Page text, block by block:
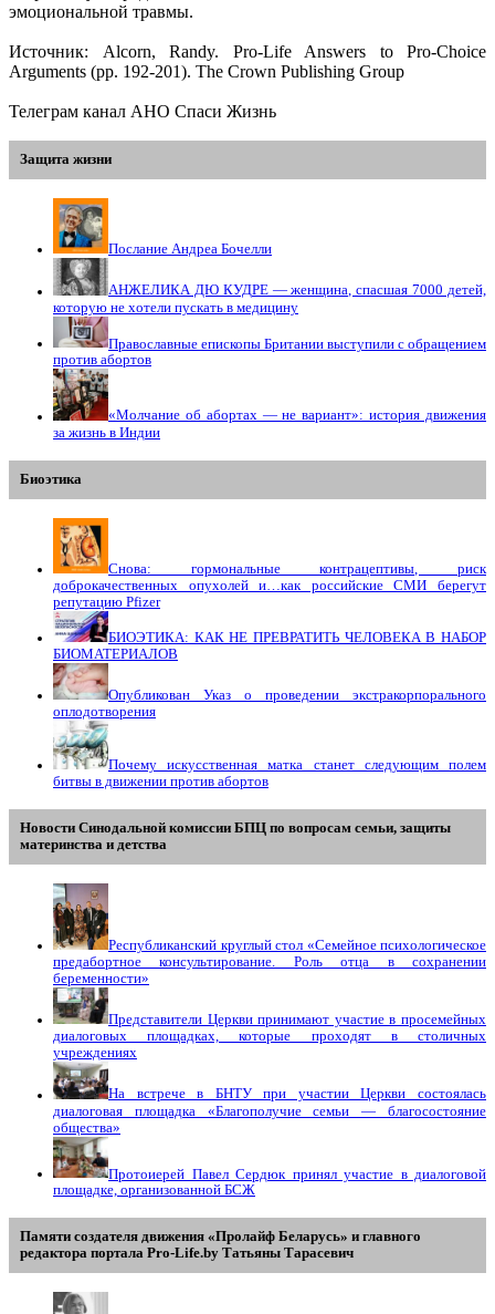
эмоциональной травмы.
Источник: Alcorn, Randy. Pro-Life Answers to Pro-Choice
Arguments (pp. 192-201). The Crown Publishing Group
Телеграм канал АНО Спаси Жизнь
Защита жизни
Послание Андреа Бочелли
АНЖЕЛИКА ДЮ КУДРЕ — женщина, спасшая 7000 детей,
которую не хотели пускать в медицину
Православные епископы Британии выступили с обращением
против абортов
«Молчание об абортах — не вариант»: история движения
за жизнь в Индии
Биоэтика
Снова: гормональные контрацептивы, риск
доброкачественных опухолей и…как российские СМИ берегут
репутацию Pfizer
БИОЭТИКА: КАК НЕ ПРЕВРАТИТЬ ЧЕЛОВЕКА В НАБОР
БИОМАТЕРИАЛОВ
Опубликован Указ о проведении экстракорпорального
оплодотворения
Почему искусственная матка станет следующим полем
битвы в движении против абортов
Новости Синодальной комиссии БПЦ по вопросам семьи, защиты
материнства и детства
Республиканский круглый стол «Семейное психологическое
предабортное консультирование. Роль отца в сохранении
беременности»
Представители Церкви принимают участие в просемейных
диалоговых площадках, которые проходят в столичных
учреждениях
На встрече в БНТУ при участии Церкви состоялась
диалоговая площадка «Благополучие семьи — благосостояние
общества»
Протоиерей Павел Сердюк принял участие в диалоговой
площадке, организованной БСЖ
Памяти создателя движения «Пролайф Беларусь» и главного
редактора портала Pro-Life.by Tатьяны Tарасевич